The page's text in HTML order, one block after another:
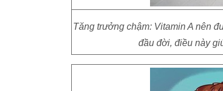
Tăng trưởng chậm: Vitamin A nên
đầu đời, điều này